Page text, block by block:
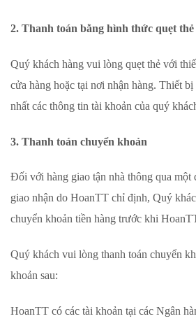
2. Thanh toán bằng hình thức quẹt
Quý khách hàng vui lòng quẹt thẻ với
cửa hàng hoặc tại nơi nhận hàng. Thiết
nhất các thông tin tài khoản của quý
3. Thanh toán chuyển khoản
Đối với hàng giao tận nhà thông qua một
giao nhận do HoanTT chỉ định, Quý
chuyển khoản tiền hàng trước khi
Quý khách vui lòng thanh toán chuyển
khoản sau:
HoanTT có các tài khoản tại các Ngân